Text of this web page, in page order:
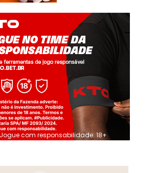
Jogue com responsabilidade. 18+